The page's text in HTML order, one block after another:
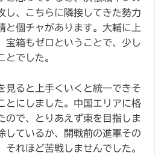
し、こちらに隣接してきた勢力
と個チャがあります。大輔に上
宝箱もゼロということで、少し
とでした。
見ると上手くいくと統一できそ
とにしました。中国エリアに格
ので、とりあえず東を目指しま
しているか、開戦前の進軍その
それほど苦戦しませんでした。